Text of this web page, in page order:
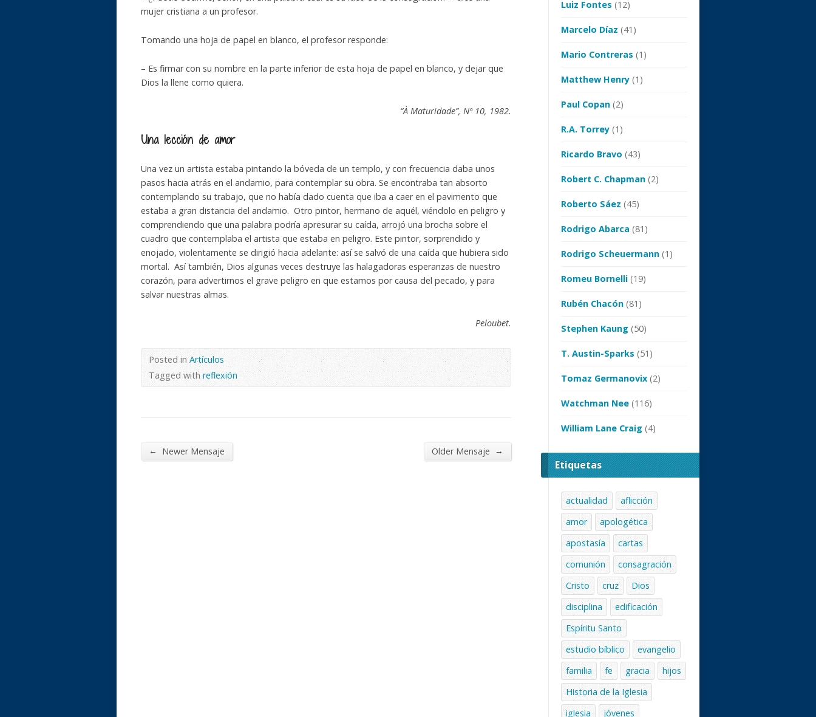
mujer cristiana a un profesor.
Tomando una hoja de papel en blanco, el profesor responde:
– Es firmar con su nombre en la parte inferior de esta hoja de papel en blanco, y dejar que
Dios la llene como quiera.
“À Maturidade”, Nº 10, 1982.
Una lección de amor
Una vez un artista estaba pintando la bóveda de un templo, y con frecuencia daba unos
pasos hacia atrás en el andamio, para contemplar su obra. Se encontraba tan absorto
contemplando su trabajo, que no había dado cuenta que iba a caer en el pavimento que
estaba a gran distancia del andamio. Otro pintor, hermano de aquél, viéndolo en peligro y
comprendiendo que una palabra podría apresurar su caída, arrojó una brocha sobre el
cuadro que contemplaba el artista que estaba en peligro. Este pintor, sorprendido y
enojado, violentamente se dirigió hacia adelante: así se salvó de una caída que hubiera sido
mortal. Así también, Dios algunas veces destruye las halagadoras esperanzas de nuestro
corazón, para advertirnos el grave peligro en que estamos por causa del pecado, y para
salvar nuestras almas.
Peloubet.
Posted inArtículos
Tagged withreflexión
← Newer Mensaje Older Mensaje →
Luiz Fontes (12)
Marcelo Díaz (41)
Mario Contreras (1)
Matthew Henry (1)
Paul Copan (2)
R.A. Torrey (1)
Ricardo Bravo (43)
Robert C. Chapman (2)
Roberto Sáez (45)
Rodrigo Abarca (81)
Rodrigo Scheuermann (1)
Romeu Bornelli (19)
Rubén Chacón (81)
Stephen Kaung (50)
T. Austin-Sparks (51)
Tomaz Germanovix (2)
Watchman Nee (116)
William Lane Craig (4)
Etiquetas
actualidad
aflicción
amor
apologética
apostasía
cartas
comunión
consagración
Cristo
cruz
Dios
disciplina
edificación
Espíritu Santo
estudio bíblico
evangelio
familia
fe gracia
hijos
Historia de la Iglesia
iglesia
jóvenes